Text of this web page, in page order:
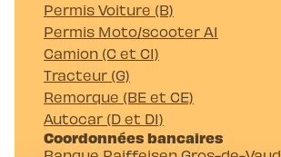
Permis Voiture (B)
Permis Moto/scooter A1
Camion (C et C1)
Tracteur (G)
Remorque (BE et CE)
Autocar (D et D1)
Coordonnées bancaires